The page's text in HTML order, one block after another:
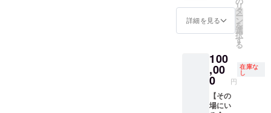
は別途
お願い
しま
ターン
は本人
のみ使
用可能
です。
他人
食べ放
りま
す。 ※
増し・
限定
ラーメ
ンにつ
きまし
ては
使用可
能で
利用に
なれま
せん。
※21年
11/1～
22年
得にな
りま
DREAM
SPARK
の初期
ユー
ザーと
して
AMSPA
RKの原
野を開
拓する
年間
ラーメ
ンが食
べ放題
になる
夢の限
詳細を見る
リ
タ
ー
ン
を
選
択
す
る
100
,00
0 円
在庫な
し
【その
場にい